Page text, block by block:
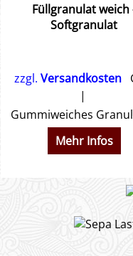
Füllgranulat weich
Softgranulat
zzgl.Versandkosten
Mehr Infos